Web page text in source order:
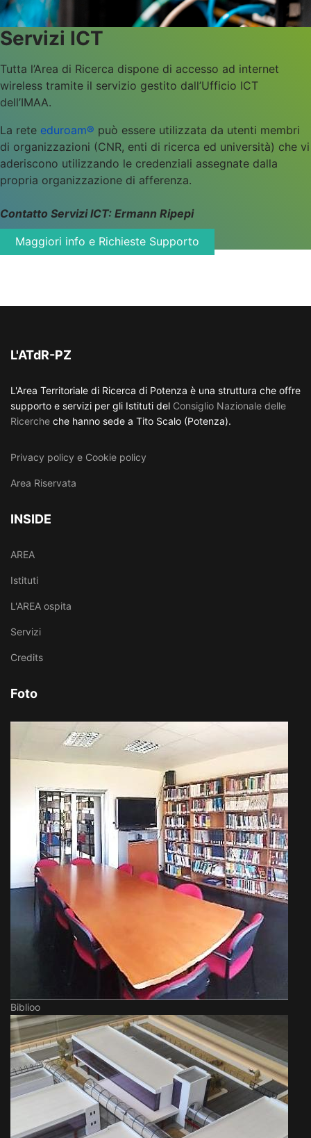
Servizi ICT
Tutta l’Area di Ricerca dispone di accesso ad internet
wireless tramite il servizio gestito dall’Ufficio ICT
dell’IMAA.
La rete eduroam® può essere utilizzata da utenti membri
di organizzazioni (CNR, enti di ricerca ed università) che vi
aderiscono utilizzando le credenziali assegnate dalla
propria organizzazione di afferenza.
Contatto ServiziICT: Ermann Ripepi
Maggiori info e Richieste Supporto
L'ATdR-PZ
L'Area Territoriale di Ricerca di Potenza è una struttura che offre
supporto e servizi per gli Istituti del Consiglio Nazionale delle
Ricerche che hanno sede a Tito Scalo (Potenza).
Privacy policy e Cookie policy
Area Riservata
INSIDE
AREA
Istituti
L'AREA ospita
Servizi
Credits
Foto
Biblioo